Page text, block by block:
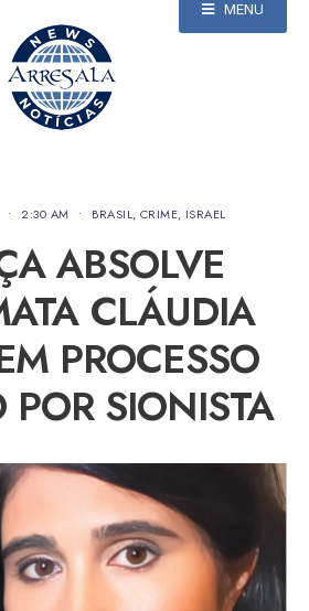
MENU
• 2:30 AM • BRASIL, CRIME, ISRAEL
ABSOLVE
CLÁUDIA
PROCESSO
SIONISTA